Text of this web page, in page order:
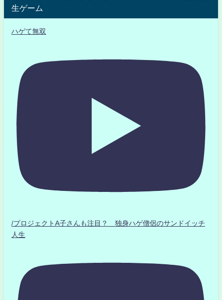
生ゲーム
ハゲて無双
/プロジェクトA子さんも注目？ 独身ハゲ僧侶のサンドイッチ
人生